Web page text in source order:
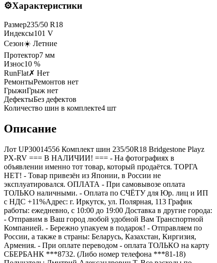
⚙️Характеристики
Размер235/50 R18
Индексы101 V
Сезон☀️ Летние
Протектор7 мм
Износ10 %
RunFlat✗ Нет
РемонтыРемонтов нет
ГрыжиГрыж нет
ДефектыБез дефектов
Количество шин в комплекте4 шт
Описание
Лот UP30014556 Комплект шин 235/50R18 Bridgestone Playz
PX-RV === B НАЛИЧИИ! === - На фотографиях в
объявлении именно тот товар, который продаётся. ТОРГА
НЕТ! - Товар привезён из Японии, в России не
эксплуатировался. ОПЛАТА - При самовывозе оплата
ТОЛЬКО наличными. - Оплата по СЧЁТУ для Юр. лиц и ИП
с НДС +11%Адрес: г. Иркутск, ул. Полярная, 113 График
работы: ежедневно, с 10:00 до 19:00 Доставка в другие города:
- Отправим в Ваш город любой удобной Вам Транспортной
Компанией. - Бережно упакуем в подарок! - Отправляем по
России, а также в страны: Беларусь, Казахстан, Киргизия,
Армения. - При оплате переводом - оплата ТОЛЬКО на карту
СБЕРБАНК ***8732. (Либо номер телефона ***81-18)